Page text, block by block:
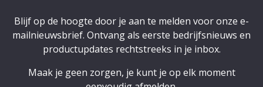
Blijf op de hoogte door je aan te melden voor onze e-
mailnieuwsbrief. Ontvang als eerste bedrijfsnieuws en
productupdates rechtstreeks in je inbox.
Maak je geen zorgen, je kunt je op elk moment